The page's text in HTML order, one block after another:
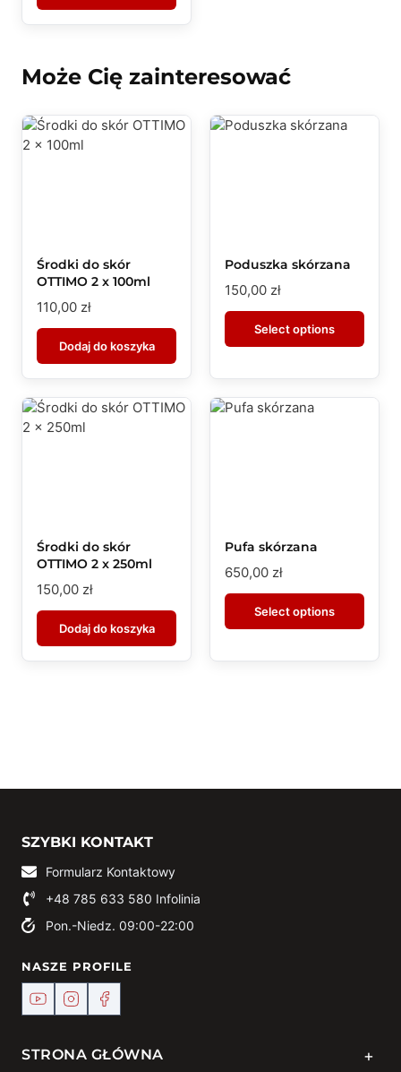
Może Cię zainteresować
Środki do skór
OTTIMO 2 x 100ml
110,00 zł
Dodaj do koszyka
Poduszka skórzana
150,00 zł
Select options
Środki do skór
OTTIMO 2 x 250ml
150,00 zł
Dodaj do koszyka
Pufa skórzana
650,00 zł
Select options
SZYBKI KONTAKT
Formularz Kontaktowy
+48 785 633 580 Infolinia
Pon.-Niedz. 09:00-22:00
NASZE PROFILE
STRONA GŁÓWNA +